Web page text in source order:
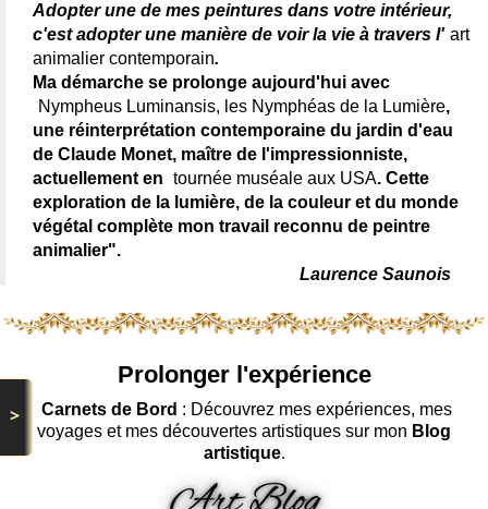
>
Adopter une de mes peintures dans votre intérieur,
c'est adopter une manière de voir la vie à travers l' art
animalier contemporain.
Ma démarche se prolonge aujourd'hui avec
Nympheus Luminansis, les Nymphéas de la Lumière,
une réinterprétation contemporaine du jardin d'eau
de Claude Monet, maître de l'impressionniste,
actuellement en tournée muséale aux USA. Cette
exploration de la lumière, de la couleur et du monde
végétal complète mon travail reconnu de peintre
animalier".
Laurence Saunois
Prolonger l'expérience
Carnets de Bord : Découvrez mes expériences, mes
voyages et mes découvertes artistiques sur mon Blog
artistique.